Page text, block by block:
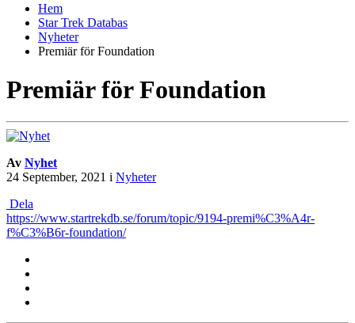
Hem
Star Trek Databas
Nyheter
Premiär för Foundation
Premiär för Foundation
Av Nyhet
24 September, 2021 i Nyheter
Dela
https://www.startrekdb.se/forum/topic/9194-premi%C3%A4r-
f%C3%B6r-foundation/